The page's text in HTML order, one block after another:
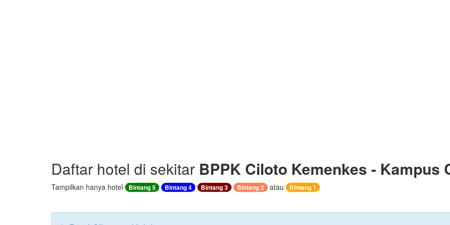
Daftar hotel di sekitar BPPK Ciloto Kemenkes - Kampus
Tampilkan hanya hotel Bintang 5 Bintang 4 Bintang 3 Bintang 2 atau Bintang 1